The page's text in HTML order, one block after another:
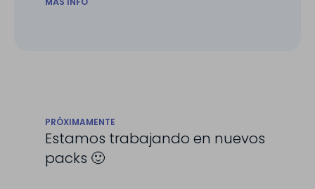
PRÓXIMAMENTE
Estamos trabajando en nuevos
packs 🙂